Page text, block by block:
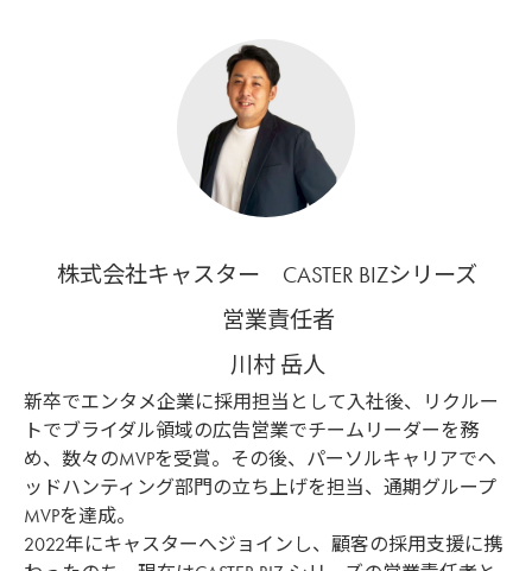
株式会社キャスター CASTER BIZシリーズ
営業責任者
川村 岳人
新卒でエンタメ企業に採用担当として入社後、リクルー
トでブライダル領域の広告営業でチームリーダーを務
め、数々のMVPを受賞。その後、パーソルキャリアでヘ
ッドハンティング部門の立ち上げを担当、通期グループ
MVPを達成。
2022年にキャスターへジョインし、顧客の採用支援に携